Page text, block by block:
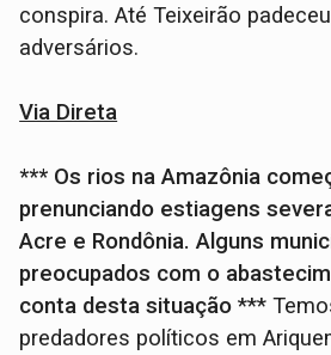
conspira. Até Teixeirão
adversários.
Via Direta
*** Os rios na Amazônia
prenunciando estiagens
Acre e Rondônia. Alguns
preocupados com o
conta desta situação***
predadores políticos em